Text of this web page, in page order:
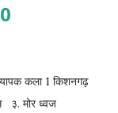
कला 1 किशनगढ़
३. मोर ध्वज